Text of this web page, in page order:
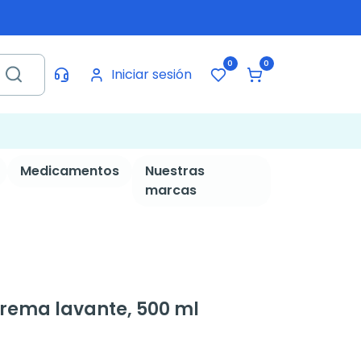
Iniciar sesión
0 0
Medicamentos
Nuestras
marcas
lavante, 500 ml